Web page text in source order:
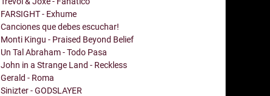
FARSIGHT - Exhume
Canciones que debes escuchar!
Monti Kingu - Praised Beyond Belief
Un Tal Abraham - Todo Pasa
John in a Strange Land - Reckless
Gerald - Roma
Sinizter - GODSLAYER